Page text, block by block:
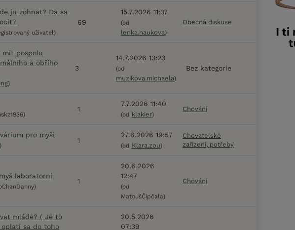
ju zohnat? Da sa
uživatel)
69
15.7.2026 11:37
(od
lenka.haukova)
Obecná diskuse
mít pospolu
a obřího
)
3
14.7.2026 13:23
(od
muzikova.michaela)
Bez kategorie
1
7.7.2026 11:40
(od klakier)
Chování
pro myši
)
1
27.6.2026 19:57
(od Klara.zou)
Chovatelské
zařízení, potřeby
laboratorní
1
20.6.2026
12:47
(od
MatoušČipčala)
Chování
mláde? ( Je to
oplatí sa do toho
20.5.2026
07:39